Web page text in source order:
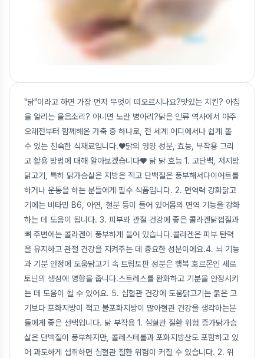
"닭"이라고 하면 가장 먼저 무엇이 떠오르시나요?맛있는 치킨? 아침
을 알리는 울음소리? 아니면 노란 병아리?닭은 인류 역사에서 아주
오래전부터 함께해온 가축 중 하나로, 전 세계 어디에서나 쉽게 볼
수 있는 친숙한 식재료입니다.♥닭의 영양 성분, 효능, 부작용 그리
고 활용 방법에 대해 알아보겠습니다♥ 닭 닭 효능 1. 고단백, 저지방
닭고기, 특히 닭가슴살은 지방은 적고 단백질은 풍부해서다이어트를
하거나 운동을 하는 분들에게 필수 식품입니다. 2. 면역력 강화닭고
기에는 비타민 B6, 아연, 철분 등이 들어 있어몸의 면역 기능을 강화
하는 데 도움이 됩니다. 3. 피부와 관절 건강에 좋은 콜라겐닭껍질과
뼈 주변에는 콜라겐이 풍부하게 들어 있습니다.콜라겐은 피부 탄력
을 유지하고 관절 건강을 지켜주는 데 중요한 성분이에요.4. 뇌 기능
과 기분 안정에 도움닭고기 속 트립토판 성분은 행복 호르몬인 세로
토닌의 생성에 영향을 줍니다.스트레스를 완화하고 기분을 안정시키
는 데 도움이 될 수 있어요. 5. 심혈관 건강에 도움닭고기는 붉은 고
기보다 포화지방이 적고 불포화지방이 많아혈관 건강을 생각하는분
들에게 좋은 선택입니다. 닭 부작용 1. 심혈관 질환 위험 증가닭가슴
살은 단백질이 풍부하지만, 콜레스테롤과 포화지방산도 포함하고 있
어 과도하게 섭취하면 심혈관 질환 위험이 커질 수 있습니다. 2. 위